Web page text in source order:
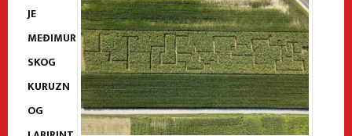
JE
MEĐIMUR
SKOG
KURUZN
OG